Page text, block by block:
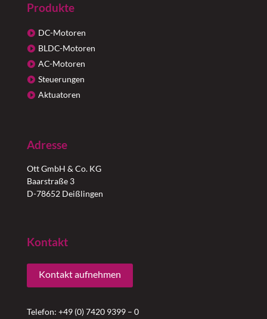
Produkte
DC-Motoren
BLDC-Motoren
AC-Motoren
Steuerungen
Aktuatoren
Adresse
Ott GmbH & Co. KG
Baarstraße 3
D-78652 Deißlingen
Kontakt
Kontakt aufnehmen
Telefon: +49 (0) 7420 9399 – 0